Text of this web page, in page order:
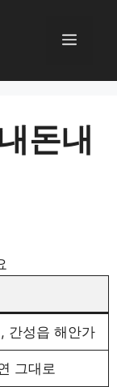
메
돈내
간성읍 해안가
그대로